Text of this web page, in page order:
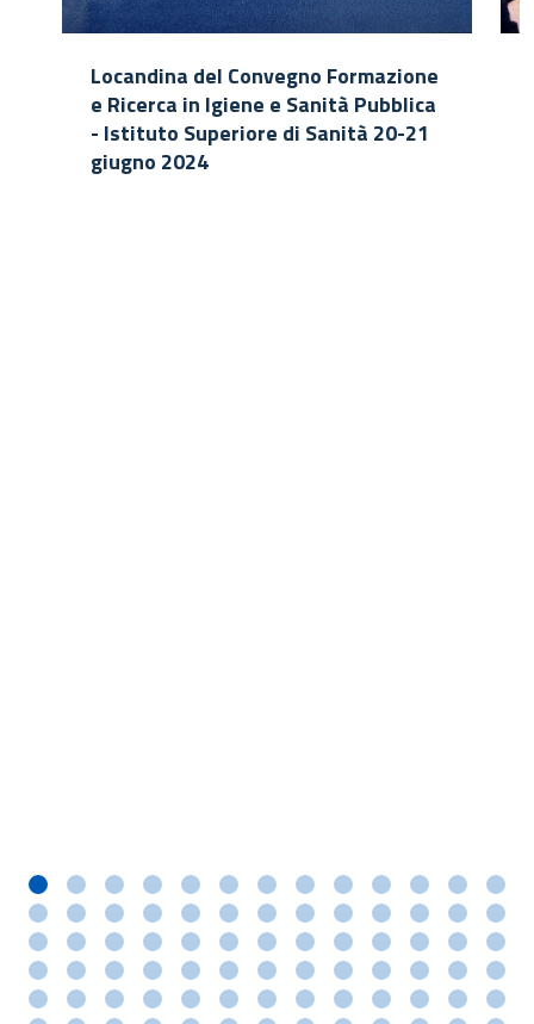
Locandina del Convegno Formazione
e Ricerca in Igiene e Sanità Pubblica
- Istituto Superiore di Sanità 20-21
giugno 2024